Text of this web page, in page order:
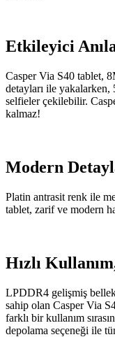
Etkileyici
Casper Via S40 tablet,
detayları ile yakalarken,
selfieler çekilebilir.
kalmaz!
Modern
Platin antrasit renk ile
tablet, zarif ve modern
Hızlı
LPDDR4 gelişmiş
sahip olan Casper Via
farklı bir kullanım
depolama seçeneği ile